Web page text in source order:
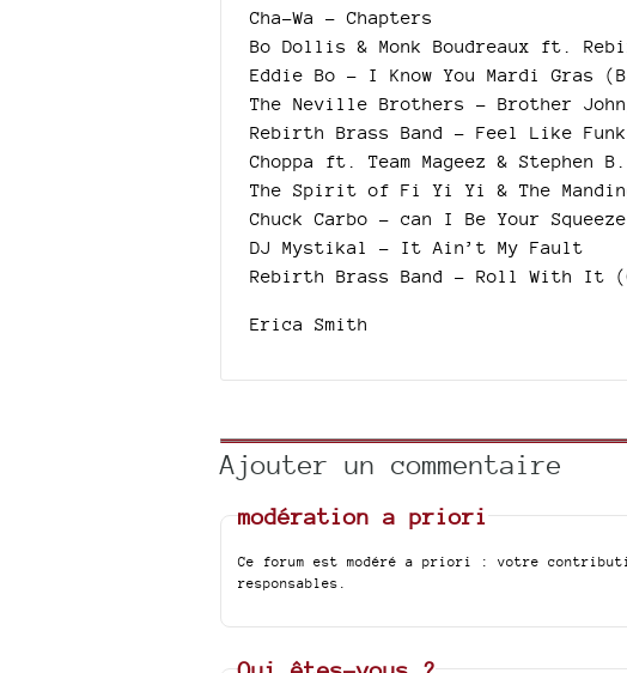
Cha-Wa – Chapters
Bo Dollis & Monk Boudreaux ft.
Eddie Bo – I Know You Mardi Gras
The Neville Brothers – Brother
Rebirth Brass Band – Feel Like
Choppa ft. Team Mageez & Stephen
The Spirit of Fi Yi Yi & The
Chuck Carbo – can I Be Your Squeeze
DJ Mystikal – It Ain’t My Fault
Rebirth Brass Band - Roll With It
Erica Smith
Ajouter un commentaire
modération a priori
Ce forum est modéré a priori : votre
responsables.